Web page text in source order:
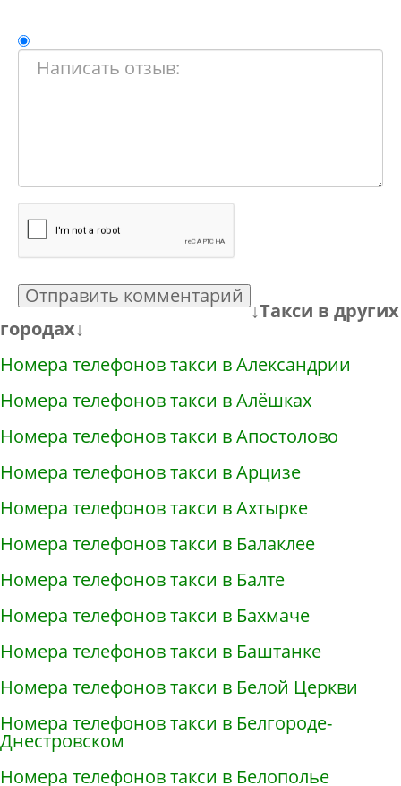
Отправить комментарий
↓Такси в других
городах↓
Номера телефонов такси в Александрии
Номера телефонов такси в Алёшках
Номера телефонов такси в Апостолово
Номера телефонов такси в Арцизе
Номера телефонов такси в Ахтырке
Номера телефонов такси в Балаклее
Номера телефонов такси в Балте
Номера телефонов такси в Бахмаче
Номера телефонов такси в Баштанке
Номера телефонов такси в Белой Церкви
Номера телефонов такси в Белгороде-
Днестровском
Номера телефонов такси в Белополье